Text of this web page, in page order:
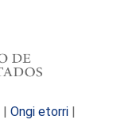
| Ongi etorri |